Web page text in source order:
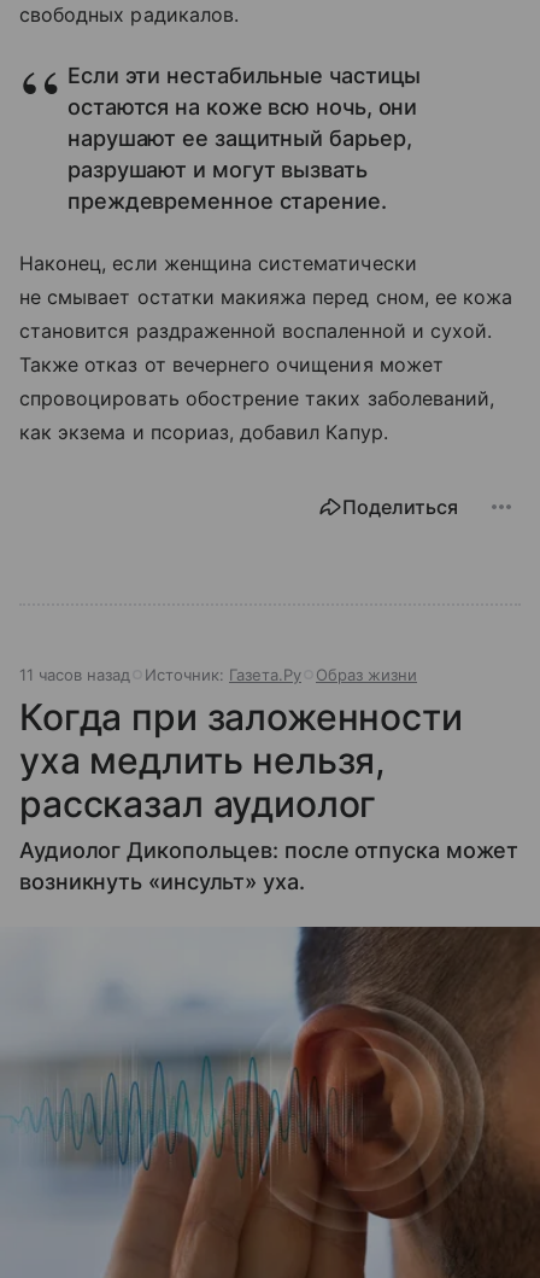
свободных радикалов.
Если эти нестабильные частицы
остаются на коже всю ночь, они
нарушают ее защитный барьер,
разрушают и могут вызвать
преждевременное старение.
Наконец, если женщина систематически
не смывает остатки макияжа перед сном, ее кожа
становится раздраженной воспаленной и сухой.
Также отказ от вечернего очищения может
спровоцировать обострение таких заболеваний,
как экзема и псориаз, добавил Капур.
Поделиться
11 часов назад Источник: Газета.Ру Образ жизни
Когда при заложенности
уха медлить нельзя,
рассказал аудиолог
Аудиолог Дикопольцев: после отпуска может
возникнуть «инсульт» уха.